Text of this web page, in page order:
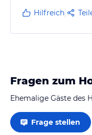
Hilfreich
Fragen zum
Ehemalige Gäste des
Frage stellen